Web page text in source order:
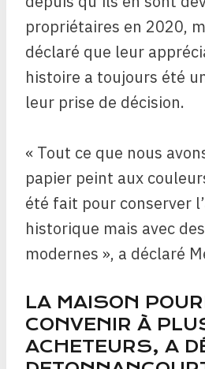
propriétaires en 2020,
déclaré que leur
histoire a toujours été
leur prise de décision.
« Tout ce que nous
papier peint aux
été fait pour conserver
historique mais avec
modernes », a déclaré
LA MAISON
CONVENIR À
ACHETEURS, A